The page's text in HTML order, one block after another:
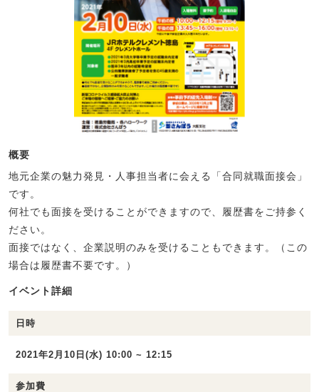
概要
地元企業の魅力発見・人事担当者に会える「合同就職面接会」
です。
何社でも面接を受けることができますので、履歴書をご持参く
ださい。
面接ではなく、企業説明のみを受けることもできます。（この
場合は履歴書不要です。）
イベント詳細
日時
2021年2月10日(水) 10:00 ~ 12:15
参加費